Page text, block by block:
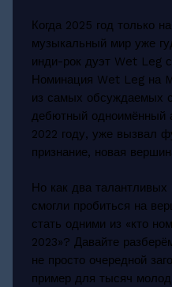
Когда 2025 год только
музыкальный мир уже
инди-рок дуэт Wet Leg
Номинация Wet Leg на
из самых обсуждаемых
дебютный одноимённый
2022 году, уже вызвал
признание, новая
Но как два талантливых
смогли пробиться на
стать одними из «кто
2023»? Давайте
не просто очередной
пример для тысяч